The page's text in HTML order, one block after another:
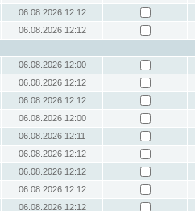
06.08.2026 12:12
06.08.2026 12:12
06.08.2026 12:00
06.08.2026 12:12
06.08.2026 12:12
06.08.2026 12:00
06.08.2026 12:11
06.08.2026 12:12
06.08.2026 12:12
06.08.2026 12:12
06.08.2026 12:12